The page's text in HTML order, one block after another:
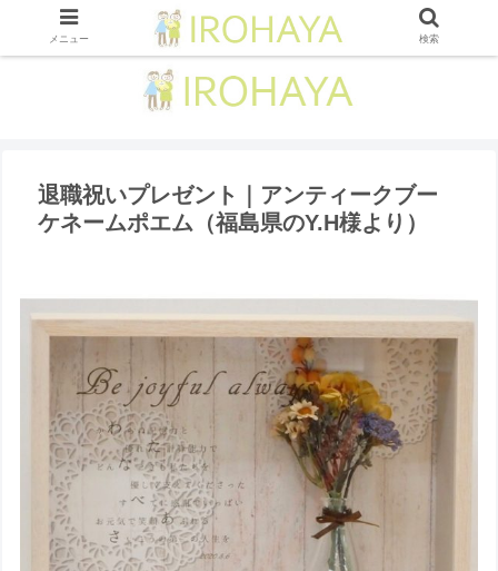
退職祝いプレゼント｜アンティークブー
ケネームポエム（福島県のY.H様より）
メニュー 検索